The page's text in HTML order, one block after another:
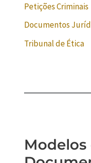
Petições Criminais
Documentos
Tribunal de Ética
Modelos